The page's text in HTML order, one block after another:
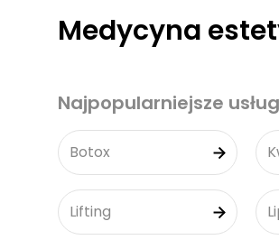
Medycyna
Najpopularniejsze
Botox
Lifting